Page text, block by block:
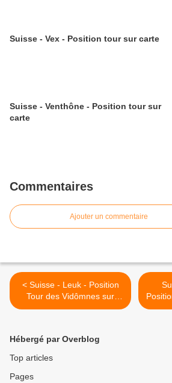
Suisse - Vex - Position tour sur carte
Suisse - Venthône - Position tour sur
carte
Commentaires
Ajouter un commentaire
< Suisse - Leuk - Position
Tour des Vidômnes sur
carte
Hébergé par Overblog
Top articles
Pages